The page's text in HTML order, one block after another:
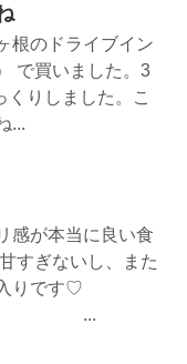
根のドライブイン
で買いました。3
くりしました。こ
...
感が本当に良い食
すぎないし、また
りです♡